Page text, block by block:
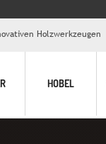
Holzwerkzeugen
HOBEL